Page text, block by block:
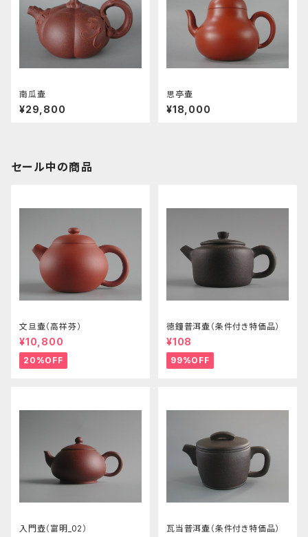
南瓜壷
¥29,800
思亭壷
¥18,000
セール中の商品
文旦壷（高祥芬）
¥10,800
20%OFF
徳鐘普洱壷（条件付き特価品）
¥108
99%OFF
入門壺（富明_02） 瓦当普洱壷（条件付き特価品）